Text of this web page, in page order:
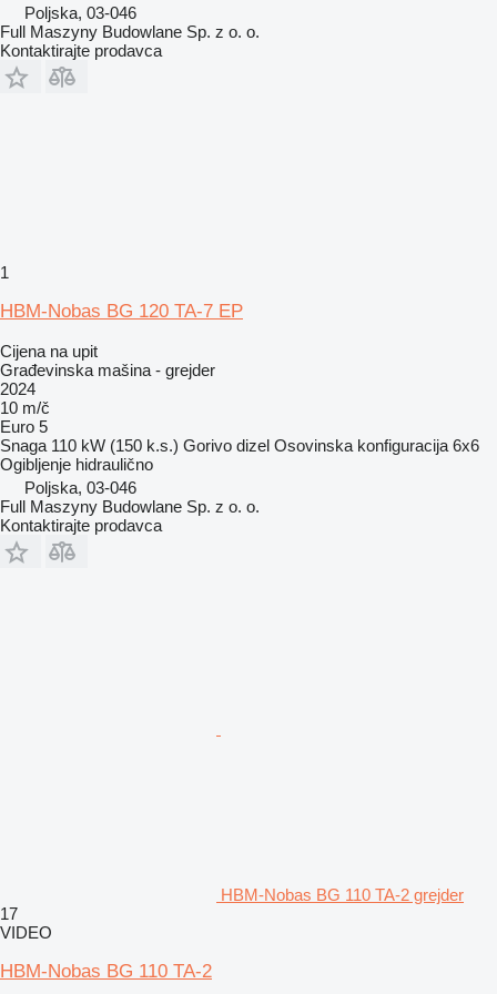
Poljska, 03-046
Full Maszyny Budowlane Sp. z o. o.
Kontaktirajte prodavca
1
HBM-Nobas BG 120 TA-7 EP
Cijena na upit
Građevinska mašina - grejder
2024
10 m/č
Euro 5
Snaga 110 kW (150 k.s.) Gorivo dizel Osovinska konfiguracija 6x6
Ogibljenje hidraulično
Poljska, 03-046
Full Maszyny Budowlane Sp. z o. o.
Kontaktirajte prodavca
HBM-Nobas BG 110 TA-2 grejder
17
VIDEO
HBM-Nobas BG 110 TA-2